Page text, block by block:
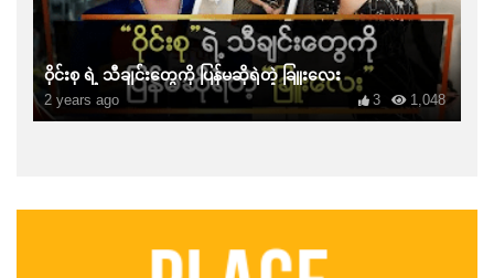
ဝိုင်းစု ရဲ့ သီချင်းတွေကို ပြန်မဆိုရဲတဲ့ ခြူးလေး
2 years ago 1,048
3